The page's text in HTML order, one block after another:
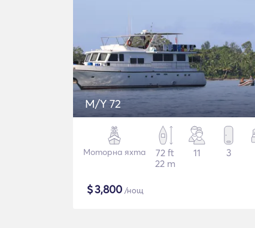
M/Y 72
Моторна яхта
72 ft
22 m
11 3
$3,800 /нощ